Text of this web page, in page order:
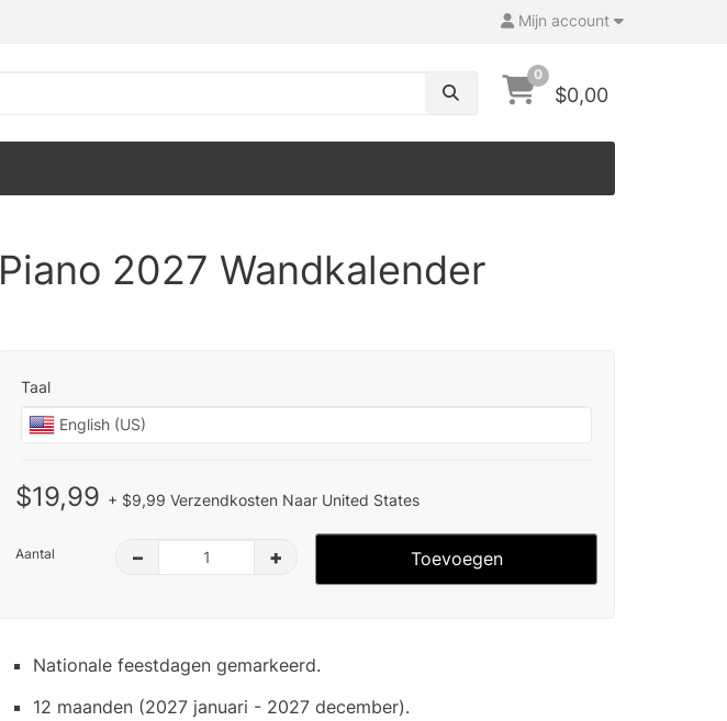
Mijn account
0
$0,00
Piano 2027 Wandkalender
Taal
$19,99 + $9,99 Verzendkosten Naar United States
Aantal – + Toevoegen
Nationale feestdagen gemarkeerd.
12 maanden (2027 januari - 2027 december).